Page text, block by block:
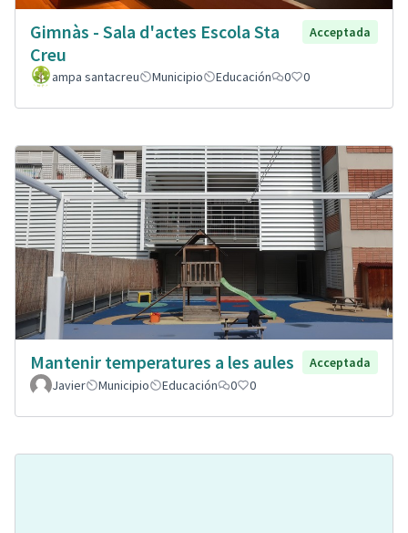
Gimnàs - Sala d'actes Escola Sta
Creu
Acceptada
ampa santacreu Municipio Educación 0 0
Mantenir temperatures a les aules
Acceptada
Javier
Municipio Educación 0 0